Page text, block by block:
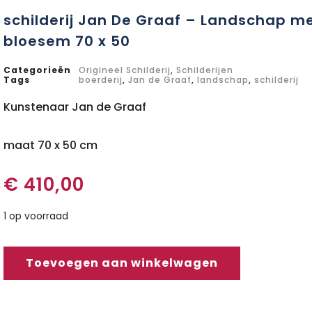
schilderij Jan De Graaf – Landschap
bloesem 70 x 50
Categorieën Origineel Schilderij, Schilderijen
Tags
boerderij, Jan de Graaf, landschap, schilderij
Kunstenaar Jan de Graaf
maat 70 x 50 cm
€ 410,00
1 op voorraad
Toevoegen aan winkelwagen